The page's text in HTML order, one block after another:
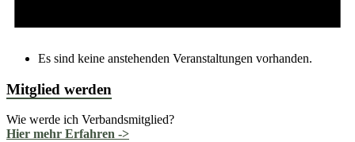
Es sind keine anstehenden Veranstaltungen vorhanden.
Mitglied werden
Wie werde ich Verbandsmitglied?
Hier mehr Erfahren ->